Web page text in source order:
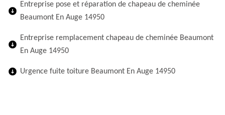
Entreprise pose et réparation de chapeau de cheminée
Beaumont En Auge 14950
Entreprise remplacement chapeau de cheminée Beaumont
En Auge 14950
Urgence fuite toiture Beaumont En Auge 14950